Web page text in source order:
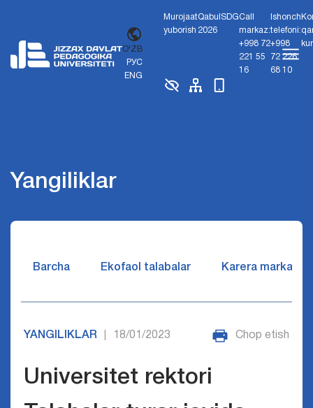
O'ZB
РУС
ENG
Murojaat
yuborish
Qabul
2026
SDGCall
markaz:
+998 72
221 55
16
Ishonch
telefoni:
+998
72 226
68 10
Yangiliklar
Barcha Ekofaol talabalar Karera markazi
YANGILIKLAR 18/01/2023 Chop etish
Universitet rektori